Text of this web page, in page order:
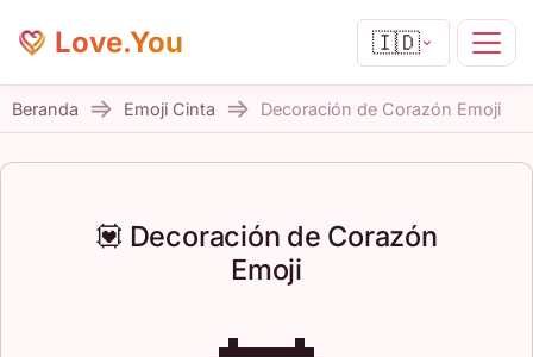
Love.You 🇮🇩
Beranda Emoji Cinta Decoración de Corazón Emoji
💟 Decoración de Corazón
Emoji